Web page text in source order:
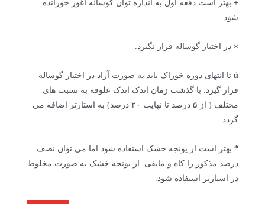
+ بهتر است دفعه اول به اندازه توان گوساله آغوز خورانده
شود.
× در اختیار گوساله قرار نگیرد.
ü تا انتهای دوره خوراک باید به صورت آزاد در اختیار گوساله
قرار گیرد. با گذشت زمان اندک اندک علوفه به نسبت های
مختلف ( از ۵ درصد تا نهایت ۲۰ درصد) به استارتر اضافه می
گردد.
* بهتر است از یونجه خشک استفاده شود اما می توان نصف
درصد مذکور را کاه و مابقی از یونجه خشک به صورت مخلوط
در استارتر استفاده شود.